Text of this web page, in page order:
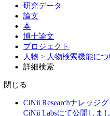
研究データ
論文
本
博士論文
プロジェクト
人物 > 人物検索機能につ
詳細検索
閉じる
CiNii Researchナレッジ
CiNii Labsにて公開しま